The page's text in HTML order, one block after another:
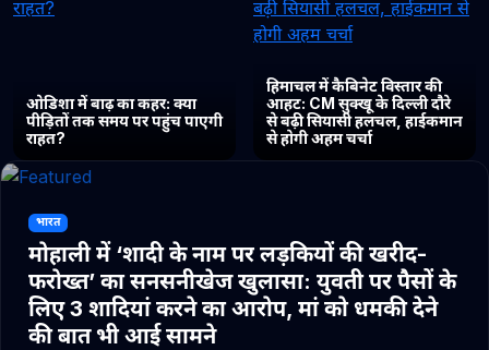
ओडिशा में बाढ़ का कहर: क्या
पीड़ितों तक समय पर पहुंच पाएगी
राहत?
हिमाचल में कैबिनेट विस्तार की
आहट: CM सुक्खू के दिल्ली दौरे
से बढ़ी सियासी हलचल, हाईकमान
से होगी अहम चर्चा
भारत
मोहाली में ‘शादी के नाम पर लड़कियों की खरीद-
फरोख्त’ का सनसनीखेज खुलासा: युवती पर पैसों के
लिए 3 शादियां करने का आरोप, मां को धमकी देने
की बात भी आई सामने